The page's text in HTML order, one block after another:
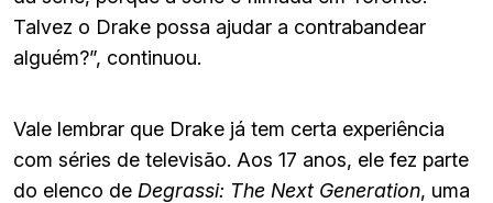
Talvez o Drake possa ajudar a contrabandear
alguém?”, continuou.
Vale lembrar que Drake já tem certa experiência
com séries de televisão. Aos 17 anos, ele fez parte
do elenco de Degrassi: The Next Generation, uma